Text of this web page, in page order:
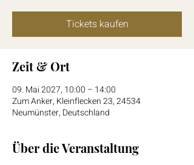
Tickets kaufen
Zeit & Ort
09. Mai 2027, 10:00 – 14:00
Zum Anker, Kleinflecken 23, 24534
Neumünster, Deutschland
Über die Veranstaltung